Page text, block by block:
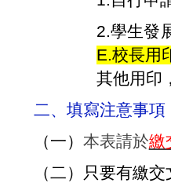
2.學生發
E.校長用
其他用印
二、填寫注意事項
（一） 本表請於繳
（二）只要有繳